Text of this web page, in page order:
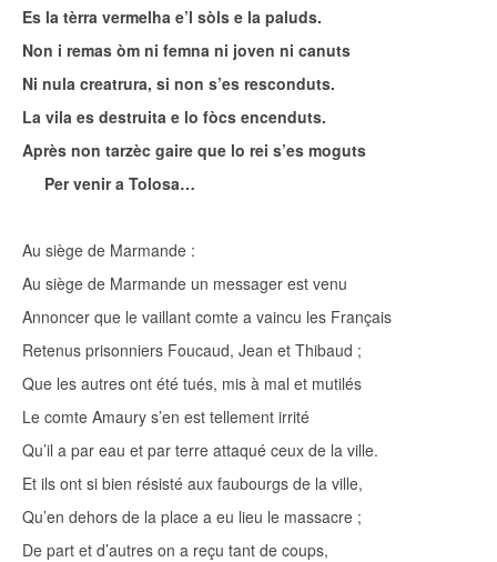
Es la tèrra vermelha e’l sòls e la paluds.
Non i remas òm ni femna ni joven ni canuts
Ni nula creatrura, si non s’es resconduts.
La vila es destruita e lo fòcs encenduts.
Après non tarzèc gaire que lo rei s’es moguts
Per venir a Tolosa…
Au siège de Marmande :
Au siège de Marmande un messager est venu
Annoncer que le vaillant comte a vaincu les Français
Retenus prisonniers Foucaud, Jean et Thibaud ;
Que les autres ont été tués, mis à mal et mutilés
Le comte Amaury s’en est tellement irrité
Qu’il a par eau et par terre attaqué ceux de la ville.
Et ils ont si bien résisté aux faubourgs de la ville,
Qu’en dehors de la place a eu lieu le massacre ;
De part et d’autres on a reçu tant de coups,